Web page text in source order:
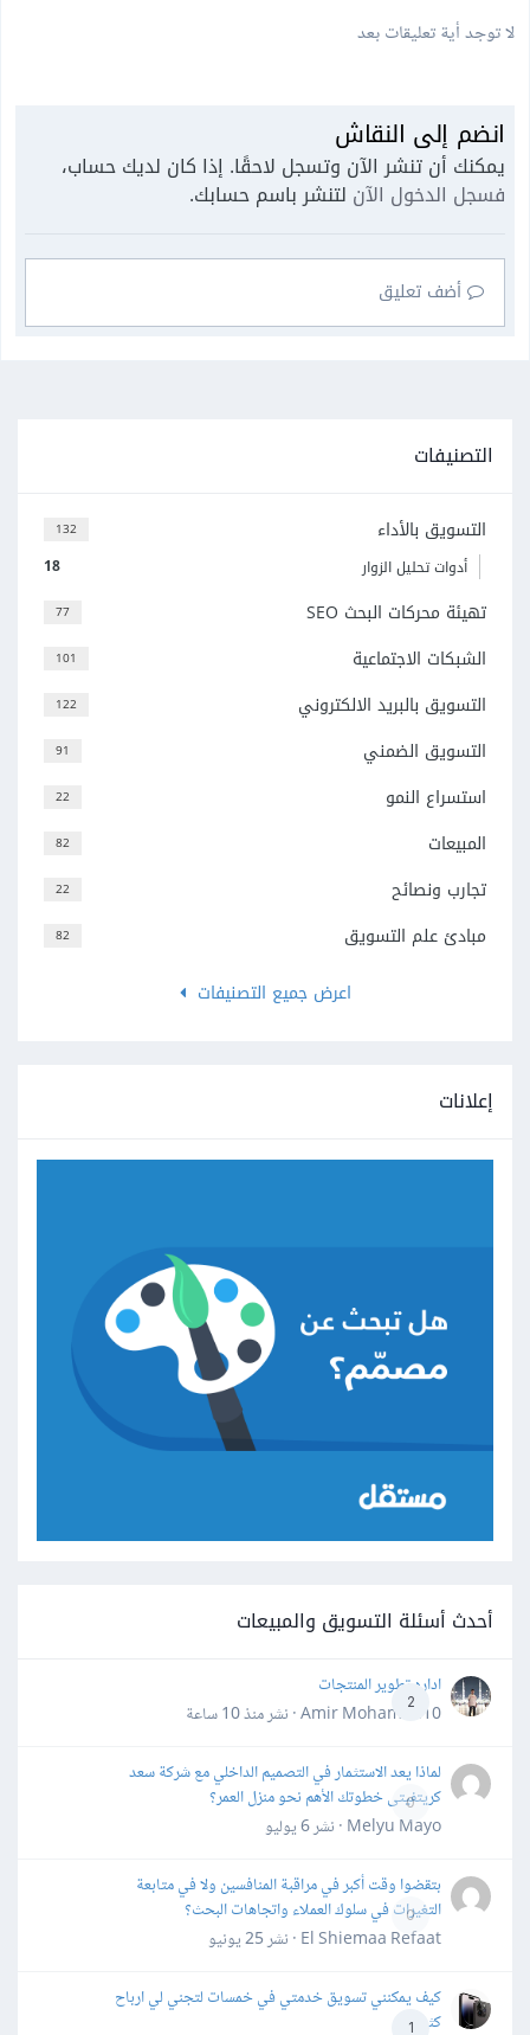
لا توجد أية تعليقات بعد
انضم إلى النقاش
يمكنك أن تنشر الآن وتسجل لاحقًا. إذا كان لديك حساب،
فسجل الدخول الآن لتنشر باسم حسابك.
أضف تعليق
التصنيفات
132 التسويق بالأداء
18 أدوات تحليل الزوار
77 تهيئة محركات البحث SEO
101 الشبكات الاجتماعية
122 التسويق بالبريد الالكتروني
91 التسويق الضمني
22 استسراع النمو
82 المبيعات
22 تجارب ونصائح
82
مبادئ علم التسويق
اعرض جميع التصنيفات
إعلانات
أحدث أسئلة التسويق والمبيعات
2
اداره تطوير المنتجات
Amir Mohamed10 · نشر
منذ 10 ساعة
0
لماذا يعد الاستثمار في التصميم الداخلي مع شركة سعد
كريتفيتى خطوتك الأهم نحو منزل العمر؟
Melyu Mayo · نشر
6 يوليو
0
بتقضوا وقت أكبر في مراقبة المنافسين ولا في متابعة
التغيرات في سلوك العملاء واتجاهات البحث؟
El Shiemaa Refaat · نشر
25 يونيو
1
كيف يمكنني تسويق خدمتي في خمسات لتجني لي ارباح
كثيرة